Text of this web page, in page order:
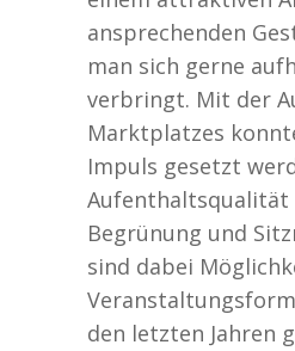
ansprechenden
man sich gerne
verbringt. Mit der
Marktplatzes
Impuls gesetzt
Aufenthaltsqualität
Begrünung und
sind dabei
den letzten Jahren